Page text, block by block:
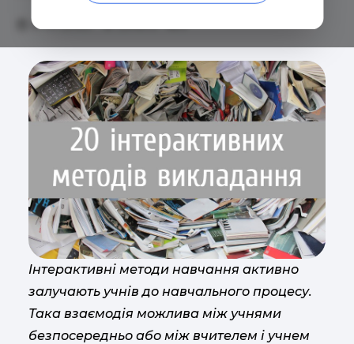
27.01.2020
Інтерактивні методи навчання активно
залучають учнів до навчального процесу.
Така взаємодія можлива між учнями
безпосередньо або між вчителем і учнем